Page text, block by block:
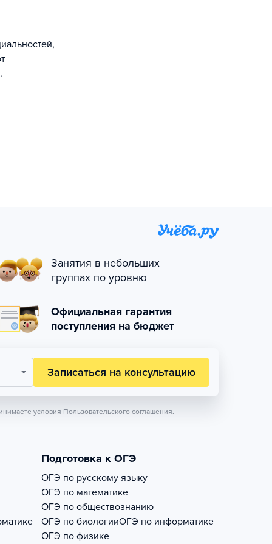
Занятия в небольших
группах по уровню
Официальная гарантия
поступления на бюджет
Записаться на консультацию
условия Пользовательского соглашения.
Подготовка к ОГЭ
ОГЭ по русскому языку
ОГЭ по математике
ОГЭ по обществознанию
ОГЭ по биологииОГЭ по информатике
ОГЭ по физике